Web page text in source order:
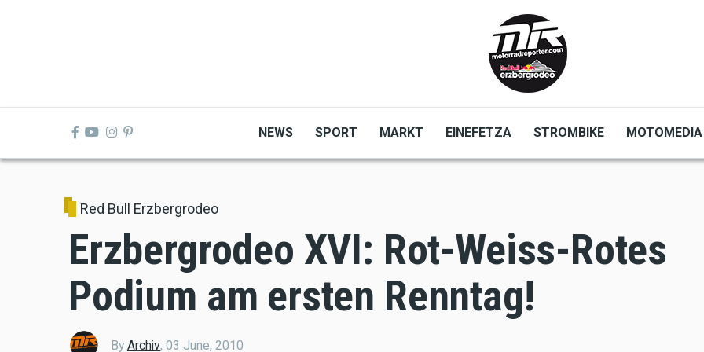
NEWS SPORT MARKT EINEFETZA STROMBIKE MOTOMEDIA
Red Bull Erzbergrodeo
Erzbergrodeo XVI: Rot-Weiss-Rotes
Podium am ersten Renntag!
By Archiv, 03 June, 2010